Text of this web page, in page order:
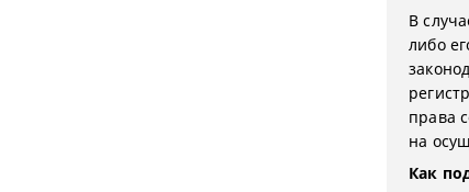
В
либо
права
на
Как